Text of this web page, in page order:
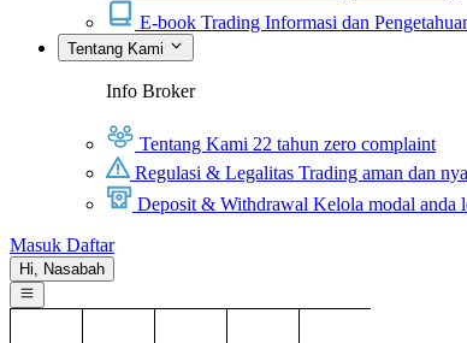
E-book Trading Informasi dan
Tentang Kami
Info Broker
Tentang Kami 22 tahun zero complaint
Regulasi & Legalitas Trading aman dan
Deposit & Withdrawal Kelola modal anda
Masuk Daftar
Hi, Nasabah